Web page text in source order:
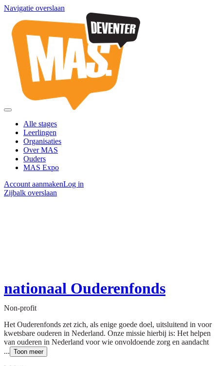
Navigatie overslaan
Alle stages
Leerlingen
Organisaties
Over MAS
Ouders
MAS Expo
Account aanmakenLog in
Zijbalk overslaan
nationaal Ouderenfonds
Non-profit
Het Ouderenfonds zet zich, als enige goede doel, uitsluitend in voor
kwetsbare ouderen in Nederland. Onze missie hierbij is: Het helpen
van ouderen in Nederland voor wie onvoldoende zorg en aandacht
... Toon meer